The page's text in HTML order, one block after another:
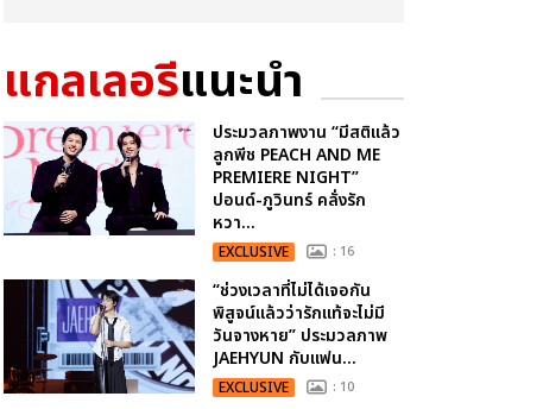
แกลเลอรีแนะนำ
ประมวลภาพงาน “มีสติแล้ว
ลูกพีช PEACH AND ME
PREMIERE NIGHT”
ปอนด์-ภูวินทร์ คลั่งรัก
หวา...
EXCLUSIVE : 16
“ช่วงเวลาที่ไม่ได้เจอกัน
พิสูจน์แล้วว่ารักแท้จะไม่มี
วันจางหาย” ประมวลภาพ
JAEHYUN กับแฟน...
EXCLUSIVE : 10